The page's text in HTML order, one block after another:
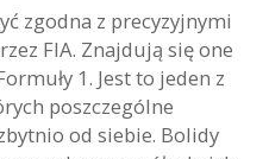
zgodna z precyzyjnymi
FIA. Znajdują się one
1. Jest to jeden z
poszczególne
od siebie. Bolidy